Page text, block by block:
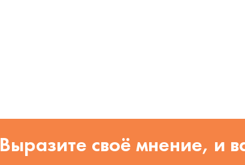
Выразите своё мнение, и